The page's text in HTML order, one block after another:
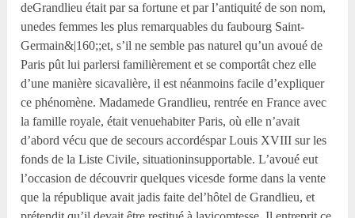
deGrandlieu était par sa fortune et par l’antiquité de son nom,
unedes femmes les plus remarquables du faubourg Saint-
Germain&|160;;et, s’il ne semble pas naturel qu’un avoué de
Paris pût lui parlersi familièrement et se comportât chez elle
d’une manière sicavalière, il est néanmoins facile d’expliquer
ce phénomène. Madamede Grandlieu, rentrée en France avec
la famille royale, était venuehabiter Paris, où elle n’avait
d’abord vécu que de secours accordéspar Louis XVIII sur les
fonds de la Liste Civile, situationinsupportable. L’avoué eut
l’occasion de découvrir quelques vicesde forme dans la vente
que la république avait jadis faite del’hôtel de Grandlieu, et